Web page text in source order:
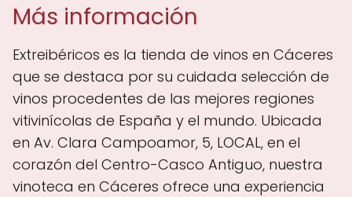
Más información
Extreibéricos es la tienda de vinos en Cáceres
que se destaca por su cuidada selección de
vinos procedentes de las mejores regiones
vitivinícolas de España y el mundo. Ubicada
en Av. Clara Campoamor, 5, LOCAL, en el
corazón del Centro-Casco Antiguo, nuestra
vinoteca en Cáceres ofrece una experiencia